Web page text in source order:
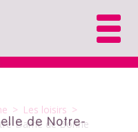
> Les loisirs >
Dame de Bonne
de Notre-